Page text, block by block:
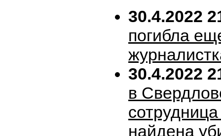
30.4.2022
погибла
30.4.2022
в
найдена